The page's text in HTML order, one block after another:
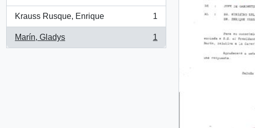
Krauss Rusque, Enrique
, 1 results
1
Marín, Gladys
, 1 results
1